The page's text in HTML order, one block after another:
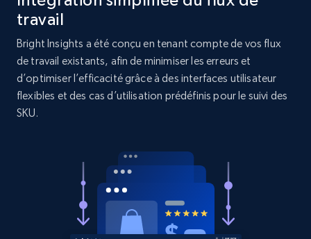
Rating, Reviews count, Initial price, Discount,
1.3K+ 175+ Commencer
specified keywords
URL, Product id, Title, Product description,
Rating, Reviews count, Initial price, Discount,
and more.
travail
Bright Insights a été conçu en tenant compte de vos flux
de travail existants, afin de minimiser les erreurs et
d’optimiser l’efficacité grâce à des interfaces utilisateur
flexibles et des cas d’utilisation prédéfinis pour le suivi des
SKU.